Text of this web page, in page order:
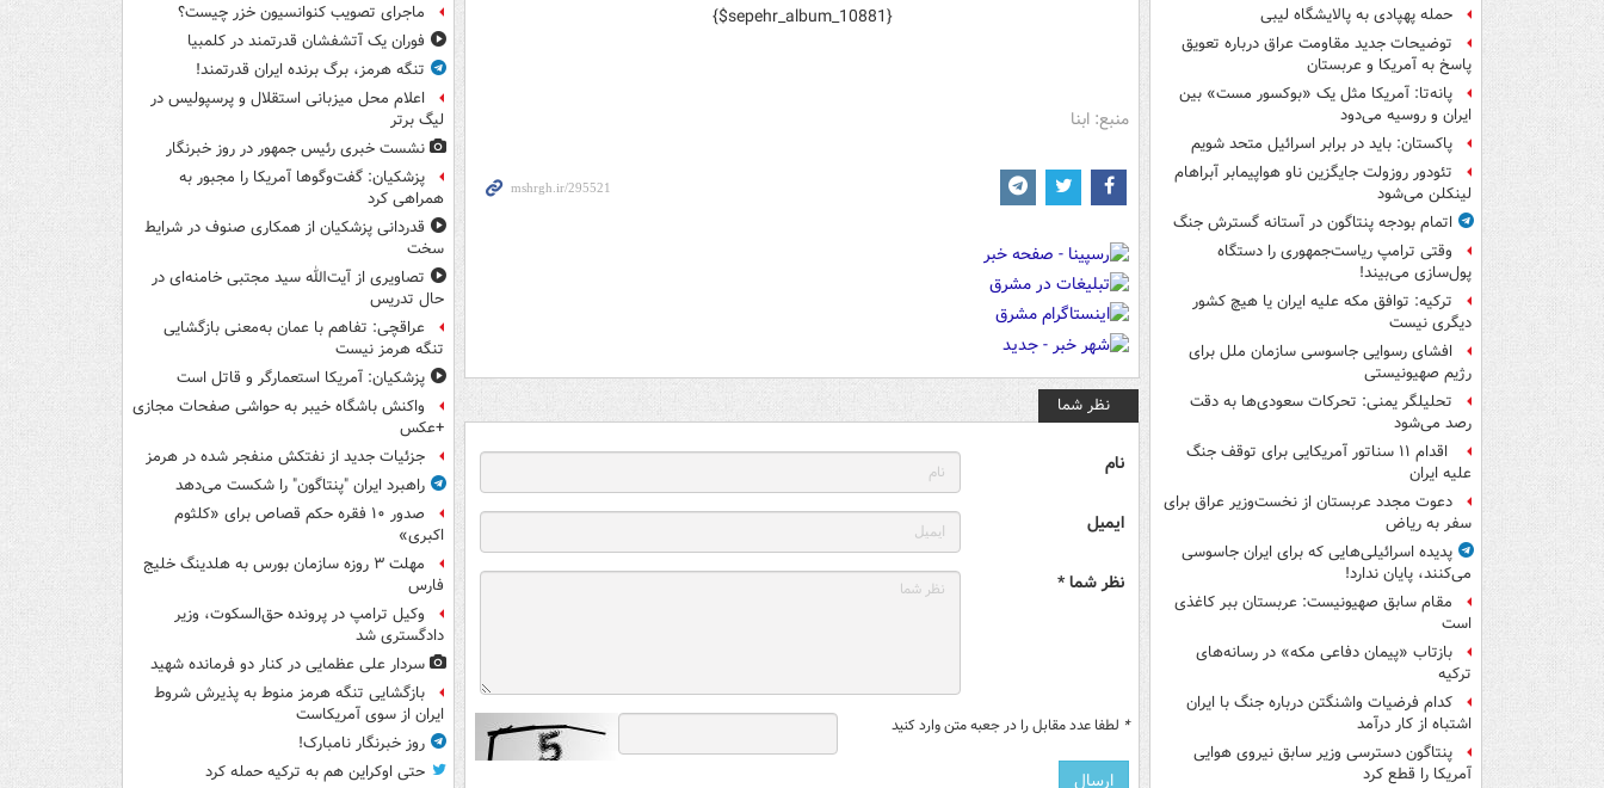
حمله پهپادی به پالایشگاه لیبی
توضیحات جدید مقاومت عراق درباره تعویق
پاسخ به آمریکا و عربستان
پانه‌تا: آمریکا مثل یک «بوکسور مست» بین
ایران و روسیه می‌دود
پاکستان: باید در برابر اسرائیل متحد شویم
تئودور روزولت جایگزین ناو هواپیمابر آبراهام
لینکلن می‌شود
اتمام بودجه پنتاگون در آستانه گسترش جنگ
وقتی ترامپ ریاست‌جمهوری را دستگاه
پول‌سازی می‌بیند!
ترکیه: توافق مکه علیه ایران یا هیچ کشور
دیگری نیست
افشای رسوایی جاسوسی سازمان ملل برای
رژیم صهیونیستی
تحلیلگر یمنی: تحرکات سعودی‌ها به دقت
رصد می‌شود
اقدام ۱۱ سناتور آمریکایی برای توقف جنگ
علیه ایران
دعوت مجدد عربستان از نخست‌وزیر عراق برای
سفر به ریاض
پدیده اسرائیلی‌هایی که برای ایران جاسوسی
می‌کنند، پایان ندارد!
مقام سابق صهیونیست: عربستان ببر کاغذی
است
بازتاب «پیمان دفاعی مکه» در رسانه‌های
ترکیه
کدام فرضیات واشنگتن درباره جنگ با ایران
اشتباه از کار درآمد
پنتاگون دسترسی وزیر سابق نیروی هوایی
آمریکا را قطع کرد
{$sepehr_album_10881}
منبع: ابنا
نظر شما
نام
ایمیل
نظر شما *
* لطفا عدد مقابل را در جعبه متن وارد کنید
ماجرای تصویب کنوانسیون خزر چیست؟
فوران یک آتشفشان قدرتمند در کلمبیا
تنگه هرمز، برگ برنده ایران قدرتمند!
اعلام محل میزبانی استقلال و پرسپولیس در
لیگ برتر
نشست خبری رئیس جمهور در روز خبرنگار
پزشکیان: گفت‌وگوها آمریکا را مجبور به
همراهی کرد
قدردانی پزشکیان از همکاری صنوف در شرایط
سخت
تصاویری از آیت‌الله سید مجتبی خامنه‌ای در
حال تدریس
عراقچی: تفاهم با عمان به‌معنی بازگشایی
تنگه هرمز نیست
پزشکیان: آمریکا استعمارگر و قاتل است
واکنش باشگاه خیبر به حواشی صفحات مجازی
+عکس
جزئیات جدید از نفتکش منفجر شده در هرمز
راهبرد ایران "پنتاگون" را شکست می‌دهد
صدور ۱۰ فقره حکم قصاص برای «کلثوم
اکبری»
مهلت ۳ روزه سازمان بورس به هلدینگ خلیج
فارس
وکیل ترامپ در پرونده حق‌السکوت، وزیر
دادگستری شد
سردار علی عظمایی در کنار دو فرمانده شهید
بازگشایی تنگه هرمز منوط به پذیرش شروط
ایران از سوی آمریکاست
روز خبرنگار نامبارک!
حتی اوکراین هم به ترکیه حمله کرد